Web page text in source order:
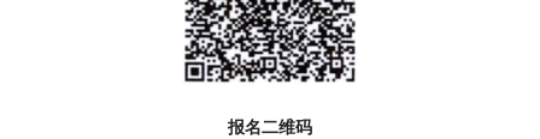
报名二维码